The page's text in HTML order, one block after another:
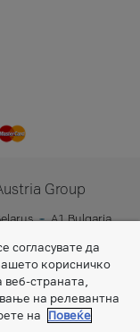
Group
A1 Bulgaria
согласувате да
корисничко
веб-страната,
на релевантна
на
Повеќе